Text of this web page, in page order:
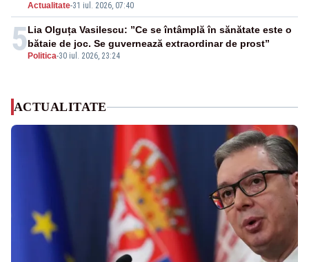
Actualitate-31 iul. 2026, 07:40
5 Politica-30 iul. 2026, 23:24
Lia Olguța Vasilescu: ”Ce se întâmplă în sănătate este o
bătaie de joc. Se guvernează extraordinar de prost”
ACTUALITATE